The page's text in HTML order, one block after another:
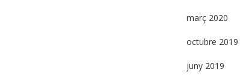
març 2020
octubre 2019
juny 2019